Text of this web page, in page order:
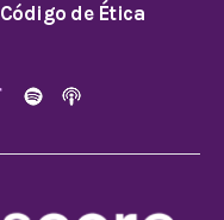
Código de Ética